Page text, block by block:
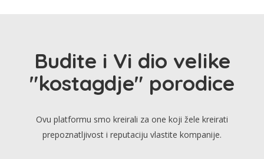
Budite i Vi dio velike
"kostagdje" porodice
Ovu platformu smo kreirali za one koji žele kreirati
prepoznatljivost i reputaciju vlastite kompanije.